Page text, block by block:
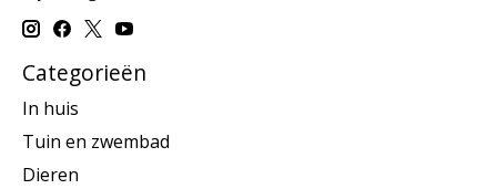
Categorieën
In huis
Tuin en zwembad
Dieren